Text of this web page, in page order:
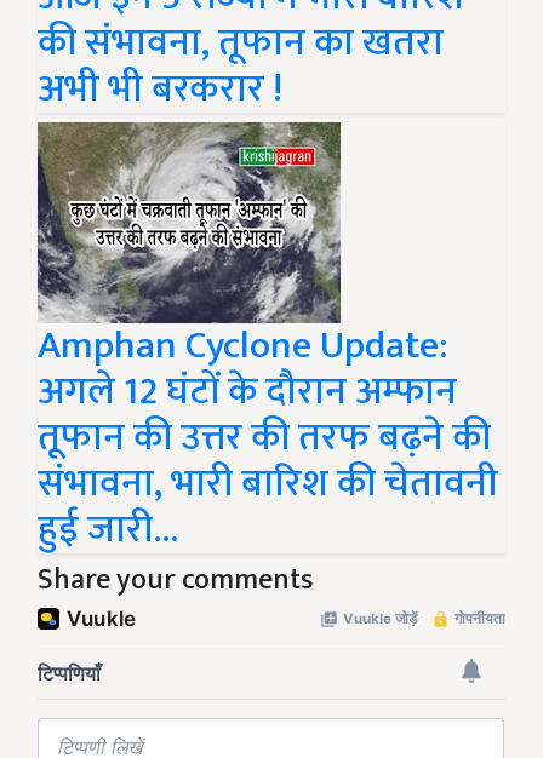
की संभावना, तूफान का खतरा
अभी भी बरकरार !
Amphan Cyclone Update:
अगले 12 घंटों के दौरान अम्फान
तूफान की उत्तर की तरफ बढ़ने की
संभावना, भारी बारिश की चेतावनी
हुई जारी...
Share your comments